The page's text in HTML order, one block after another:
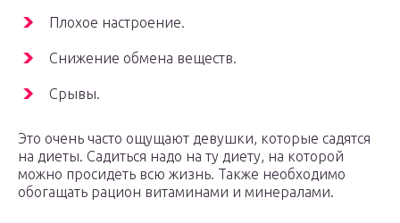
Плохое настроение.
Снижение обмена веществ.
Срывы.
Это очень часто ощущают девушки, которые садятся
на диеты. Садиться надо на ту диету, на которой
можно просидеть всю жизнь. Также необходимо
обогащать рацион витаминами и минералами.